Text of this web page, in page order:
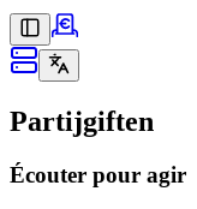
Partijgiften
Écouter pour agir